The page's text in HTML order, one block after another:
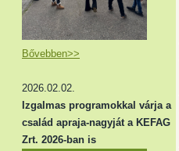
Bővebben>>
2026.02.02.
Izgalmas programokkal várja a
család apraja-nagyját a KEFAG
Zrt. 2026-ban is